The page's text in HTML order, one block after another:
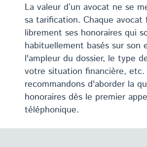
La valeur d’un avocat ne se
sa tarification. Chaque avocat
librement ses honoraires qui
habituellement basés sur son
l'ampleur du dossier, le type
votre situation financière, etc.
recommandons d'aborder la
honoraires dès le premier
téléphonique.